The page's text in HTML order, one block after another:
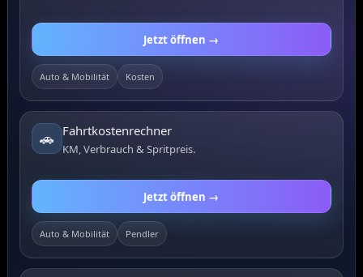
Jetzt öffnen →
Auto & Mobilität Kosten
🚗 Fahrtkostenrechner
KM, Verbrauch & Spritpreis.
Jetzt öffnen →
Auto & Mobilität Pendler